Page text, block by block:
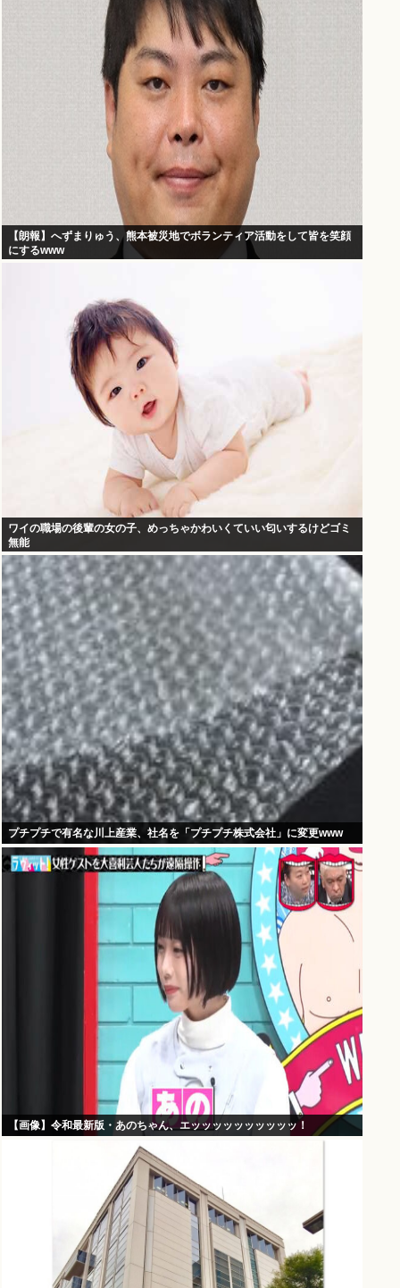
【朗報】へずまりゅう、熊本被災地でボランティア活動をして皆を笑顔
にするwww
ワイの職場の後輩の女の子、めっちゃかわいくていい匂いするけどゴミ
無能
プチプチで有名な川上産業、社名を「プチプチ株式会社」に変更www
【画像】令和最新版・あのちゃん、エッッッッッッッッッッ！